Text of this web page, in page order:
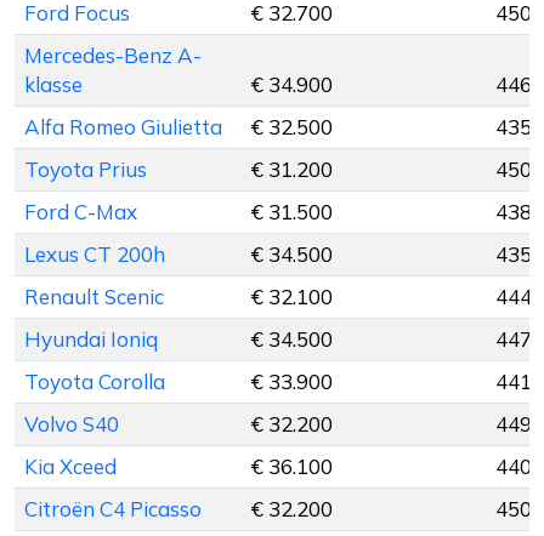
Ford Focus
€ 32.700
450
Mercedes-Benz A-
klasse
€ 34.900
446
Alfa Romeo Giulietta
€ 32.500
435
Toyota Prius
€ 31.200
450
Ford C-Max
€ 31.500
438
Lexus CT 200h
€ 34.500
435
Renault Scenic
€ 32.100
444
Hyundai Ioniq
€ 34.500
447
Toyota Corolla
€ 33.900
441
Volvo S40
€ 32.200
449
Kia Xceed
€ 36.100
440
Citroën C4 Picasso
€ 32.200
450